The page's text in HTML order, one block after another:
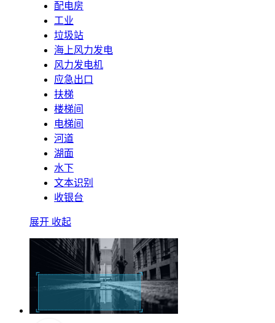
配电房
工业
垃圾站
海上风力发电
风力发电机
应急出口
扶梯
楼梯间
电梯间
河道
湖面
水下
文本识别
收银台
展开 收起